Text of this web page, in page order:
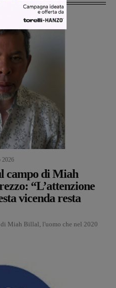
2026
campo di Miah
“L’attenzione
vicenda resta
Miah Billal, l'uomo che nel 2020